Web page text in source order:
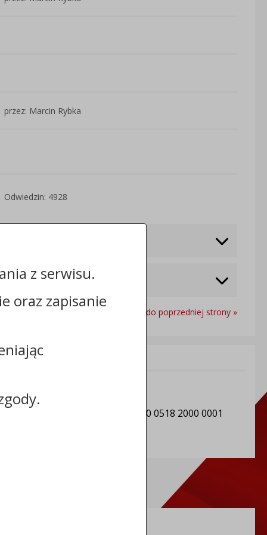
przez: Marcin Rybka
Odwiedzin: 4928
Powrót do poprzedniej strony »
Informacje dodatkowe:
REGON: 000550634
Numer konta: 14 9557 1032 0000 0518 2000 0001
z serwisu.
oraz zapisanie